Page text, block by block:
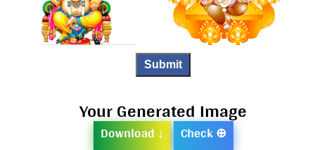
Your Generated Image
Download ↓ Check ⊕